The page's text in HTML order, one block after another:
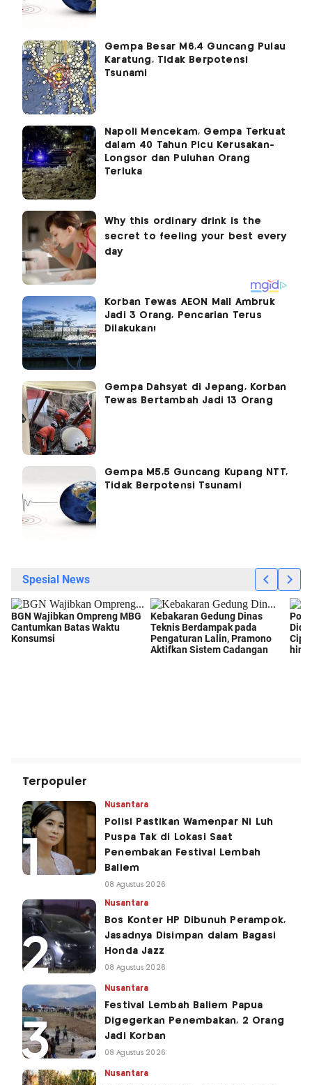
Gempa Besar M6,4 Guncang Pulau
Karatung, Tidak Berpotensi
Tsunami
Napoli Mencekam, Gempa Terkuat
dalam 40 Tahun Picu Kerusakan-
Longsor dan Puluhan Orang
Terluka
Korban Tewas AEON Mall Ambruk
Jadi 3 Orang, Pencarian Terus
Dilakukan!
Gempa Dahsyat di Jepang, Korban
Tewas Bertambah Jadi 13 Orang
Gempa M5,5 Guncang Kupang NTT,
Tidak Berpotensi Tsunami
Terpopuler
Nusantara
Polisi Pastikan Wamenpar Ni Luh
Puspa Tak di Lokasi Saat
Penembakan Festival Lembah
Baliem
08 Agustus 2026
Nusantara
Bos Konter HP Dibunuh Perampok,
Jasadnya Disimpan dalam Bagasi
Honda Jazz
08 Agustus 2026
Nusantara
Festival Lembah Baliem Papua
Digegerkan Penembakan, 2 Orang
Jadi Korban
08 Agustus 2026
Nusantara